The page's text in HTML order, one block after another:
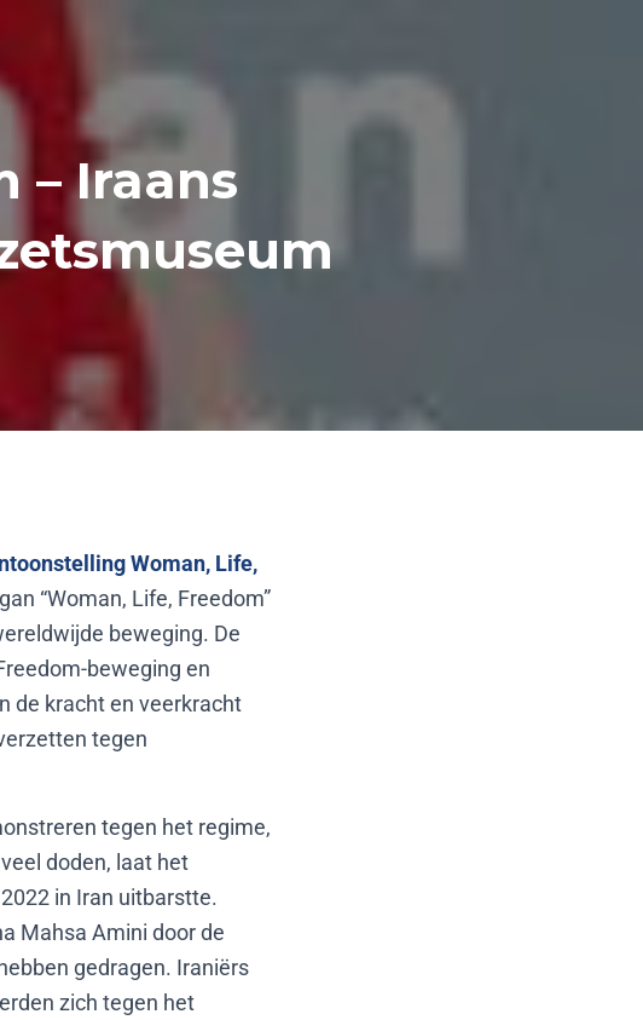
– Iraans
Woman, Life,
“Woman, Life, Freedom”
beweging. De
beweging en
de kracht en veerkracht
tegen
tegen het regime,
doden, laat het
in Iran uitbarstte.
Mahsa Amini door de
gedragen. Iraniërs
zich tegen het